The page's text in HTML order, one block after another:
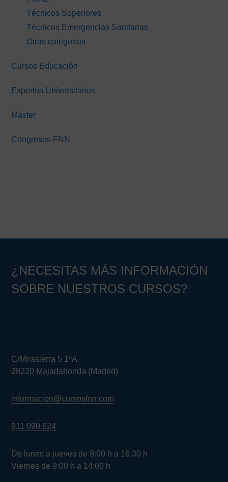
Técnicos Superiores
Técnicos Emergencias Sanitarias
Otras categorías
Cursos Educación
Expertos Universitarios
Master
Congresos FNN
¿NECESITAS MÁS INFORMACIÓN
SOBRE NUESTROS CURSOS?
C/Mirasierra 5 1ºA.
28220 Majadahonda (Madrid)
informacion@cursosfnn.com
911 090 624
De lunes a jueves de 9:00 h a 16:30 h
Viernes de 9:00 h a 14:00 h